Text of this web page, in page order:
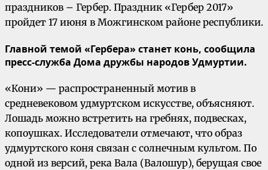
праздников – Гербер. Праздник «Гербер 2017»
пройдет 17 июня в Можгинском районе республики.
Главной темой «Гербера» станет конь, сообщила
пресс-служба Дома дружбы народов Удмуртии.
«Кони» — распространенный мотив в
средневековом удмуртском искусстве, объясняют.
Лошадь можно встретить на гребнях, подвесках,
копоушках. Исследователи отмечают, что образ
удмуртского коня связан с солнечным культом. По
одной из версий, река Вала (Валошур), берущая свое